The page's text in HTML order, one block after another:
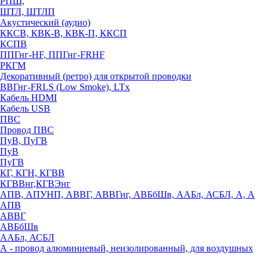
ШТЛ, ШТЛП
Акустический (аудио)
ККСВ, КВК-В, КВК-П, ККСП
КСПВ
ППГнг-HF, ППГнг-FRHF
РКГМ
Декоративный (ретро) для открытой проводки
ВВГнг-FRLS (Low Smoke), LTx
Кабель HDMI
Кабель USB
ПВС
Провод ПВС
ПуВ, ПуГВ
ПуВ
ПуГВ
КГ, КГН, КГВВ
КГВВнг,КГВЭнг
АПВ, АПУНП, АВВГ, АВВГнг, АВБбШв, ААБл, АСБЛ, А, А
АПВ
АВВГ
АВБбШв
ААБл, АСБЛ
А - провод алюминиевый, неизолированный, для воздушных